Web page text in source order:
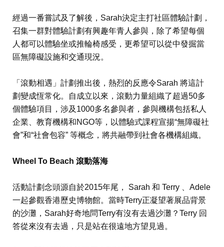
經過一番嘗試及了解後，Sarah決定主打社區體驗計劃，
召集一群對體驗計劃有興趣年青人參與，除了希望每個
人都可以體驗坐或推輪椅感受，更希望可以從中發掘當
區無障礙設施和交通現況。
「滾動相遇」計劃推出後，熱烈的反應令Sarah 將這計
劃變成恆常化。自成立以來，滾動力量組織了超過50多
個體驗項目，涉及1000多名參與者，參與機構包括私人
企業、教育機構和NGO等，以體驗式課程宣揚“無障礙社
會”和“社會包容” 等概念，將共融帶到社會各機構組織。
Wheel To Beach 滾動落海
活動計劃念頭源自於2015年尾， Sarah 和 Terry 、Adele
一起參觀香港歷史博物館。當時Terry正凝望著展品背景
的沙灘，Sarah好奇地問Terry有沒有去過沙灘？Terry 回
答從來沒有去過，只是站在很遠地方望見過。